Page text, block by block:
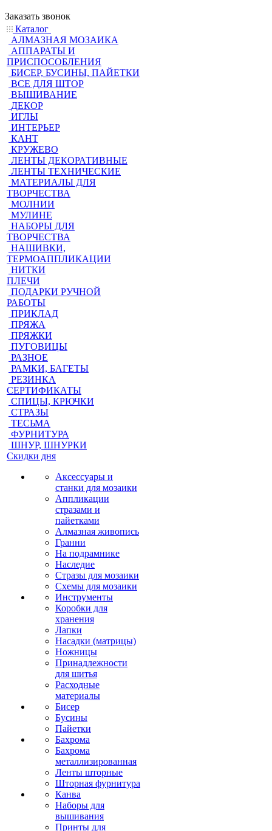
Заказать звонок
Каталог
АЛМАЗНАЯ МОЗАИКА
АППАРАТЫ И
ПРИСПОСОБЛЕНИЯ
БИСЕР, БУСИНЫ, ПАЙЕТКИ
ВСЕ ДЛЯ ШТОР
ВЫШИВАНИЕ
ДЕКОР
ИГЛЫ
ИНТЕРЬЕР
КАНТ
КРУЖЕВО
ЛЕНТЫ ДЕКОРАТИВНЫЕ
ЛЕНТЫ ТЕХНИЧЕСКИЕ
МАТЕРИАЛЫ ДЛЯ
ТВОРЧЕСТВА
МОЛНИИ
МУЛИНЕ
НАБОРЫ ДЛЯ
ТВОРЧЕСТВА
НАШИВКИ,
ТЕРМОАППЛИКАЦИИ
НИТКИ
ПЛЕЧИ
ПОДАРКИ РУЧНОЙ
РАБОТЫ
ПРИКЛАД
ПРЯЖА
ПРЯЖКИ
ПУГОВИЦЫ
РАЗНОЕ
РАМКИ, БАГЕТЫ
РЕЗИНКА
СЕРТИФИКАТЫ
СПИЦЫ, КРЮЧКИ
СТРАЗЫ
ТЕСЬМА
ФУРНИТУРА
ШНУР, ШНУРКИ
Скидки дня
Аксессуары и
станки для мозаики
Аппликации
стразами и
пайетками
Алмазная живопись
Гранни
На подрамнике
Наследие
Стразы для мозаики
Схемы для мозаики
Инструменты
Коробки для
хранения
Лапки
Насадки (матрицы)
Ножницы
Принадлежности
для шитья
Расходные
материалы
Бисер
Бусины
Пайетки
Бахрома
Бахрома
металлизированная
Ленты шторные
Шторная фурнитура
Канва
Наборы для
вышивания
Принты для